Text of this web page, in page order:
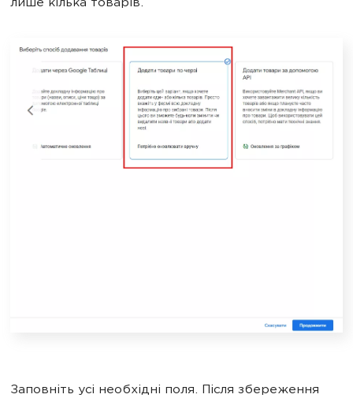
лише кілька товарів.
Заповніть усі необхідні поля. Після збереження